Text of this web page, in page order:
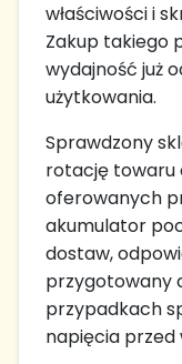
właściwości i
Zakup takiego
wydajność już
użytkowania.
Sprawdzony
rotację towaru
oferowanych
akumulator
dostaw,
przygotowany
przypadkach
napięcia przed